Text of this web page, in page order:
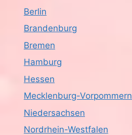
Berlin
Brandenburg
Bremen
Hamburg
Hessen
Mecklenburg-Vorpommern
Niedersachsen
Nordrhein-Westfalen